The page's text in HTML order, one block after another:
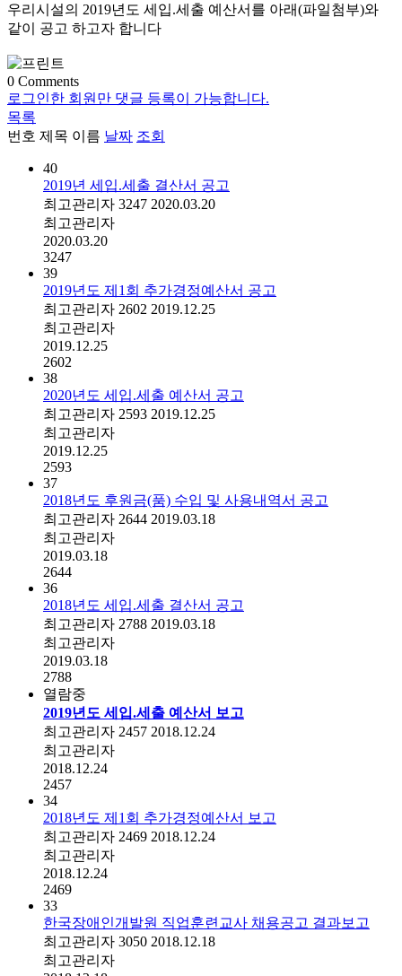
우리시설의 2019년도 세입.세출 예산서를 아래(파일첨부)와
같이 공고 하고자 합니다
0 Comments
로그인한 회원만 댓글 등록이 가능합니다.
목록
번호 제목 이름 날짜 조회
40
2019년 세입.세출 결산서 공고
최고관리자 3247 2020.03.20
최고관리자
2020.03.20
3247
39
2019년도 제1회 추가경정예산서 공고
최고관리자 2602 2019.12.25
최고관리자
2019.12.25
2602
38
2020년도 세입.세출 예산서 공고
최고관리자 2593 2019.12.25
최고관리자
2019.12.25
2593
37
2018년도 후원금(품) 수입 및 사용내역서 공고
최고관리자 2644 2019.03.18
최고관리자
2019.03.18
2644
36
2018년도 세입.세출 결산서 공고
최고관리자 2788 2019.03.18
최고관리자
2019.03.18
2788
열람중
2019년도 세입.세출 예산서 보고
최고관리자 2457 2018.12.24
최고관리자
2018.12.24
2457
34
2018년도 제1회 추가경정예산서 보고
최고관리자 2469 2018.12.24
최고관리자
2018.12.24
2469
33
한국장애인개발원 직업훈련교사 채용공고 결과보고
최고관리자 3050 2018.12.18
최고관리자